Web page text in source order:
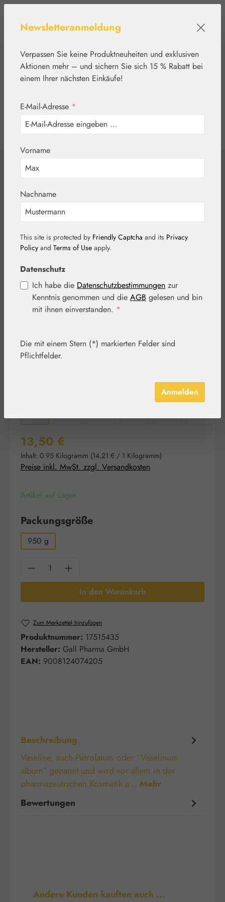
Werkzeugleiste anzeigen
Vaseline
Bildergalerie überspringen
Regulärer Preis:
13,50 €
Inhalt: 0.95 Kilogramm (14,21 € / 1 Kilogramm)
Preise inkl. MwSt. zzgl. Versandkosten
Artikel auf Lager.
Packungsgrößeauswählen
950 g
Produkt Anzahl: Gib den gewünschten
In den Warenkorb
Zum Merkzettel hinzufügen
Produktnummer: 17515435
Hersteller: Gall Pharma GmbH
EAN: 9008124074205
Beschreibung
Vaseline, auch Petrolatum oder “Vaselinum
album“ genannt und wird vor allem in der
pharmazeutischen Kosmetik a… Mehr
Bewertungen
Produktgalerie überspringen
Andere Kunden kauften auch ...
Newsletteranmeldung
Verpassen Sie keine Produktneuheiten und exklusiven
Aktionen mehr – und sichern Sie sich 15 % Rabatt bei
einem Ihrer nächsten Einkäufe!
E-Mail-Adresse *
Vorname
Nachname
This site is protected by Friendly Captcha and its Privacy
Policy and Terms of Use apply.
Datenschutz
Ich habe die Datenschutzbestimmungen zur
Kenntnis genommen und die AGB gelesen und bin
mit ihnen einverstanden. *
Die mit einem Stern (*) markierten Felder sind
Pflichtfelder.
Anmelden